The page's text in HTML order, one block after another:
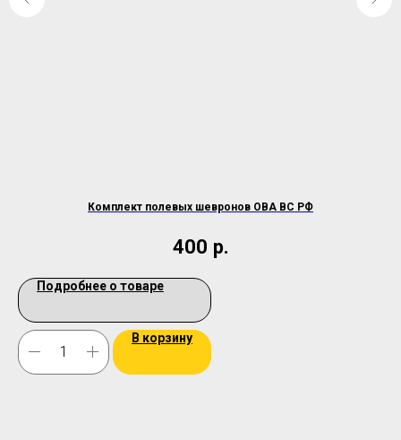
Комплект полевых шевронов ОВА ВС РФ
400 р.
Подробнее о товаре
В корзину